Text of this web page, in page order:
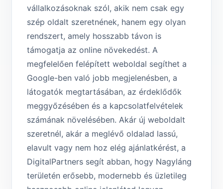
vállalkozásoknak szól, akik nem csak egy
szép oldalt szeretnének, hanem egy olyan
rendszert, amely hosszabb távon is
támogatja az online növekedést. A
megfelelően felépített weboldal segíthet a
Google-ben való jobb megjelenésben, a
látogatók megtartásában, az érdeklődők
meggyőzésében és a kapcsolatfelvételek
számának növelésében. Akár új weboldalt
szeretnél, akár a meglévő oldalad lassú,
elavult vagy nem hoz elég ajánlatkérést, a
DigitalPartners segít abban, hogy Nagyláng
területén erősebb, modernebb és üzletileg